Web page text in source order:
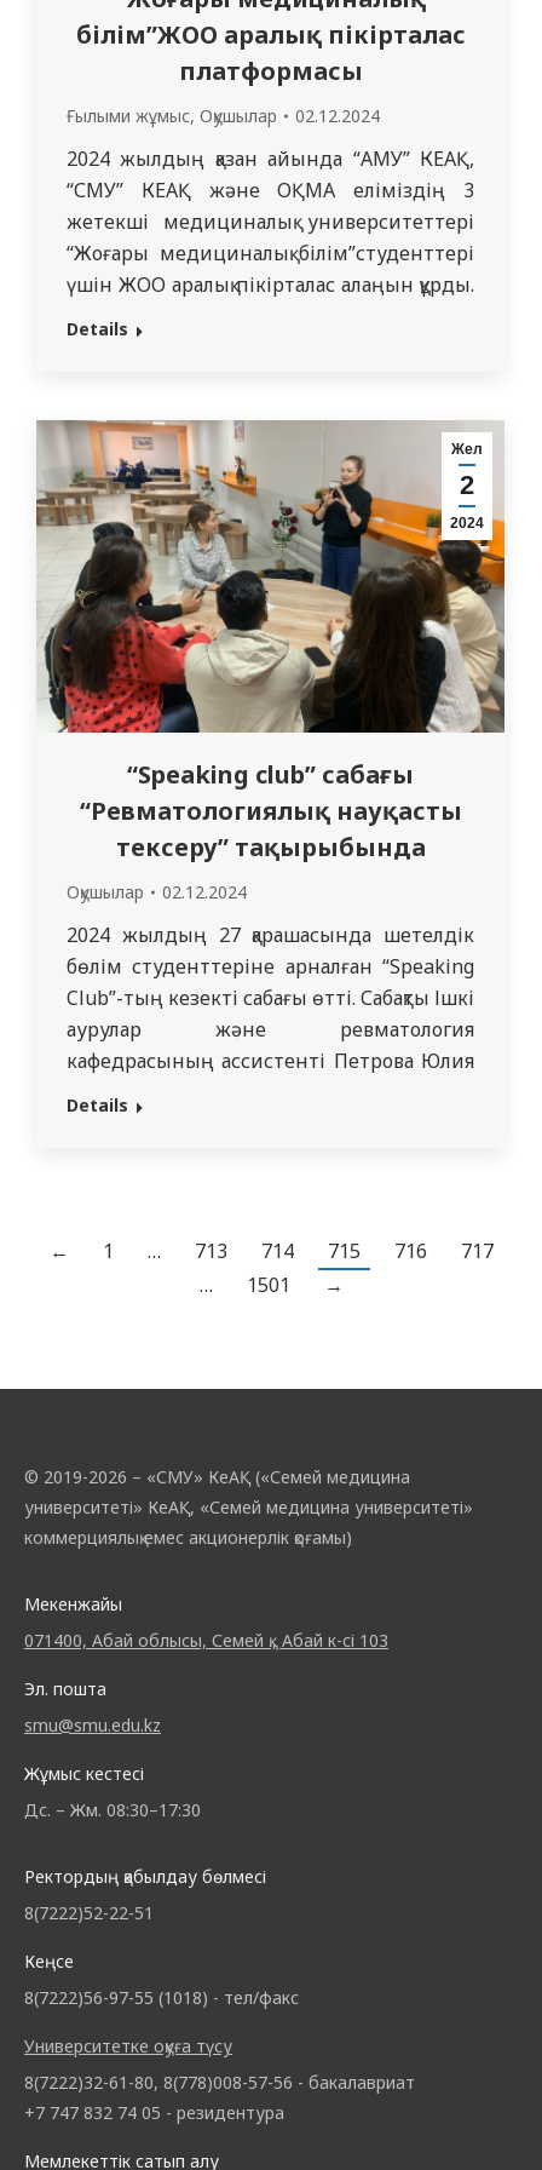
білім”ЖОО аралық пікірталас
платформасы
Ғылыми жұмыс, Оқушылар 02.12.2024
2024 жылдың қазан айында “АМУ” КЕАҚ,
“СМУ” КЕАҚ және ОҚМА еліміздің 3
жетекші медициналық университеттері
“Жоғары медициналық білім”студенттері
үшін ЖОО аралық пікірталас алаңын құрды.
“СМУ” КЕАҚ ұйымдастырушысы жұқпалы
кафедрасы болды. Аталған
кафедралардан жауапты тұлғалар С.Б.
Маукаева, З. А. Хисметова және Н. С.
Искакова болып табылады.. Пікірталас
алаңының…
Details
Жел
2
2024
“Speaking club” сабағы
“Ревматологиялық науқасты
тексеру” тақырыбында
Оқушылар 02.12.2024
2024 жылдың 27 қарашасында шетелдік
бөлім студенттеріне арналған “Speaking
Club”-тың кезекті сабағы өтті. Сабақты Ішкі
аурулар және ревматология
кафедрасының ассистенті Петрова Юлия
Викторовна жүргізді. Сабақтың тақырыбы
дағдыларын жетілдірді. Кездесу
форматы диалогтар, жағдайларды
Details
← 1 … 713 714 715 716
717
…
1501 →
© 2019-2026 – «СМУ» КеАҚ («Семей медицина
университеті» КеАҚ, «Семей медицина университеті»
коммерциялық емес акционерлік қоғамы)
Мекенжайы
071400, Абай облысы, Семей қ., Абай к-сі 103
Эл. пошта
smu@smu.edu.kz
Жұмыс кестесі
Дс. – Жм. 08:30–17:30
Ректордың қабылдау бөлмесі
8(7222)52-22-51
Кеңсе
8(7222)56-97-55 (1018) - тел/факс
Университетке оқуға түсу
8(7222)32-61-80, 8(778)008-57-56 - бакалавриат
+7 747 832 74 05 - резидентура
Мемлекеттік сатып алу